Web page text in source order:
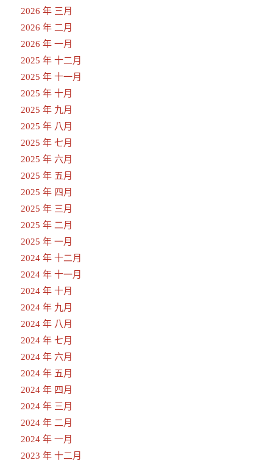
2026 年 三月
2026 年 二月
2026 年 一月
2025 年 十二月
2025 年 十一月
2025 年 十月
2025 年 九月
2025 年 八月
2025 年 七月
2025 年 六月
2025 年 五月
2025 年 四月
2025 年 三月
2025 年 二月
2025 年 一月
2024 年 十二月
2024 年 十一月
2024 年 十月
2024 年 九月
2024 年 八月
2024 年 七月
2024 年 六月
2024 年 五月
2024 年 四月
2024 年 三月
2024 年 二月
2024 年 一月
2023 年 十二月